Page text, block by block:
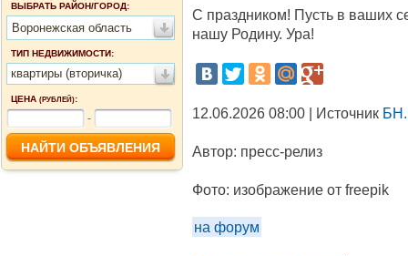
ВЫБРАТЬ РАЙОН/ГОРОД:
Воронежская область
ТИП НЕДВИЖИМОСТИ:
квартиры (вторичка)
ЦЕНА (РУБЛЕЙ):
-
С праздником! Пусть в ваших
нашу Родину. Ура!
12.06.2026 08:00 | Источник
Автор: пресс-релиз
Фото: изображение от freepik
на форум